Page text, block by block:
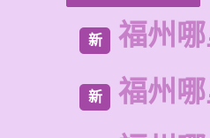
新 福州
新
福州